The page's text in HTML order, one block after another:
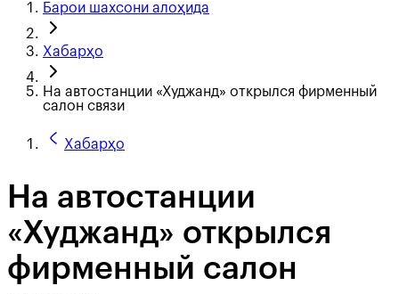
Барои шахсони алоҳида
Хабарҳо
На автостанции «Худжанд» открылся фирменный
салон связи
Хабарҳо
На автостанции
«Худжанд» открылся
фирменный салон